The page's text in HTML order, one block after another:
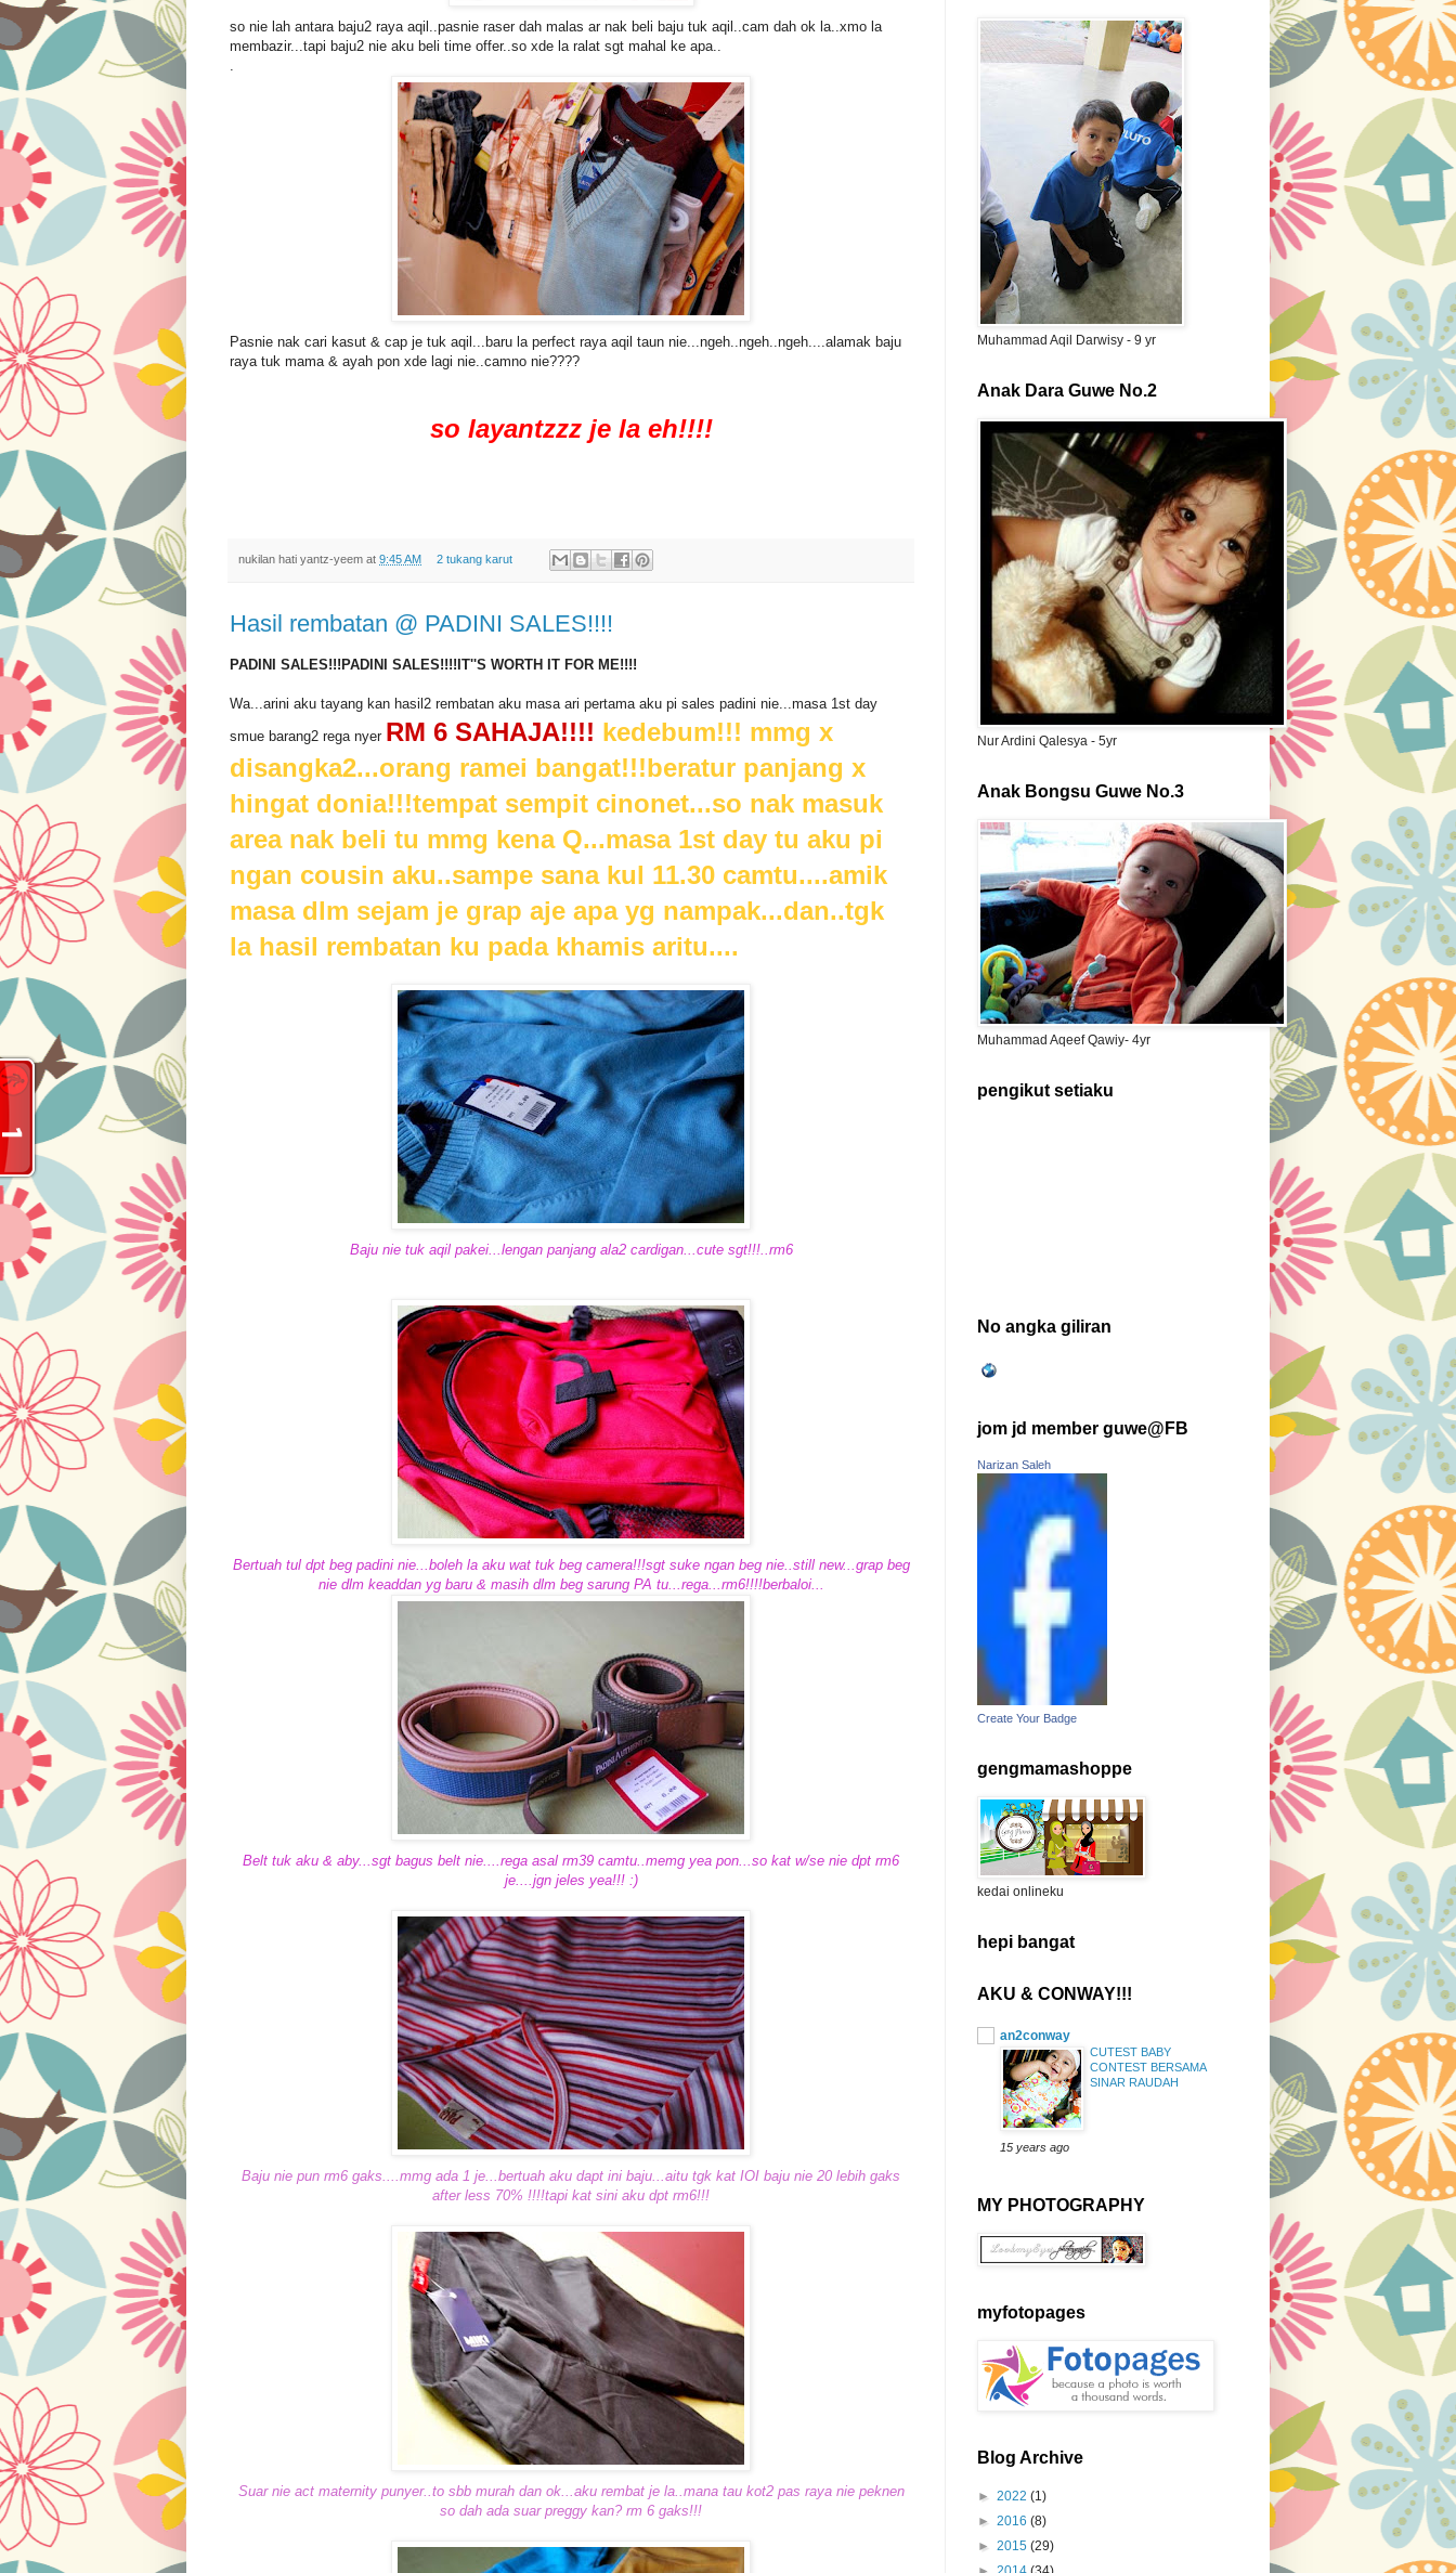
so nie lah antara baju2 raya aqil..pasnie raser dah malas ar nak beli baju tuk aqil..cam dah ok la..xmo la
membazir...tapi baju2 nie aku beli time offer..so xde la ralat sgt mahal ke apa..
Pasnie nak cari kasut & cap je tuk aqil...baru la perfect raya aqil taun nie...ngeh..ngeh..ngeh....alamak baju
raya tuk mama & ayah pon xde lagi nie..camno nie????
so layantzzz je la eh!!!!
nukilan hati yantz-yeem at 9:45 AM 2 tukang karut
Hasil rembatan @ PADINI SALES!!!!
PADINI SALES!!!PADINI SALES!!!!IT''S WORTH IT FOR ME!!!!
Wa...arini aku tayang kan hasil2 rembatan aku masa ari pertama aku pi sales padini nie...masa 1st day
smue barang2 rega nyer RM 6 SAHAJA!!!! kedebum!!! mmg x
disangka2...orang ramei bangat!!!beratur panjang x
hingat donia!!!tempat sempit cinonet...so nak masuk
area nak beli tu mmg kena Q...masa 1st day tu aku pi
ngan cousin aku..sampe sana kul 11.30 camtu....amik
masa dlm sejam je grap aje apa yg nampak...dan..tgk
la hasil rembatan ku pada khamis aritu....
Baju nie tuk aqil pakei...lengan panjang ala2 cardigan...cute sgt!!!..rm6
Bertuah tul dpt beg padini nie...boleh la aku wat tuk beg camera!!!sgt suke ngan beg nie..still new...grap beg
nie dlm keaddan yg baru & masih dlm beg sarung PA tu...rega...rm6!!!!berbaloi...
Belt tuk aku & aby...sgt bagus belt nie....rega asal rm39 camtu..memg yea pon...so kat w/se nie dpt rm6
je....jgn jeles yea!!! :)
Baju nie pun rm6 gaks....mmg ada 1 je...bertuah aku dapt ini baju...aitu tgk kat IOI baju nie 20 lebih gaks
after less 70% !!!!tapi kat sini aku dpt rm6!!!
Suar nie act maternity punyer..to sbb murah dan ok...aku rembat je la..mana tau kot2 pas raya nie peknen
so dah ada suar preggy kan? rm 6 gaks!!!
Muhammad Aqil Darwisy - 9 yr
Anak Dara Guwe No.2
Nur Ardini Qalesya - 5yr
Anak Bongsu Guwe No.3
Muhammad Aqeef Qawiy- 4yr
pengikut setiaku
No angka giliran
jom jd member guwe@FB
Narizan Saleh
Create Your Badge
gengmamashoppe
kedai onlineku
hepi bangat
AKU & CONWAY!!!
an2conway
CUTEST BABY
CONTEST BERSAMA
SINAR RAUDAH
15 years ago
MY PHOTOGRAPHY
myfotopages
Blog Archive
► 2022 (1)
► 2016 (8)
► 2015 (29)